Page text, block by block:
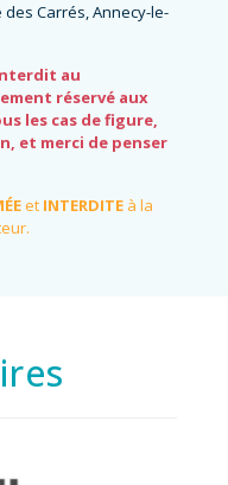
des Carrés, Annecy-le-
au
réservé aux
les cas de figure,
et merci de penser
et INTERDITE à la